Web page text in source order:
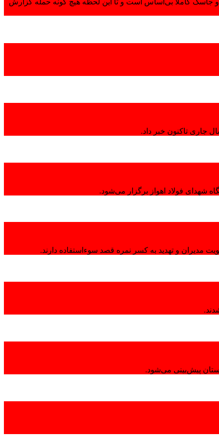
و جاسک کاملاً بی‌اساس است و تا این لحظه هیچ گونه حمله گزارش
جاری تاکنون خبر داد.
شهدای فولاد اهواز برگزار می‌شود.
مدیران و تهدید به کسر نمره قصد سوءاستفاده دارند.
پیش‌بینی می‌شود.